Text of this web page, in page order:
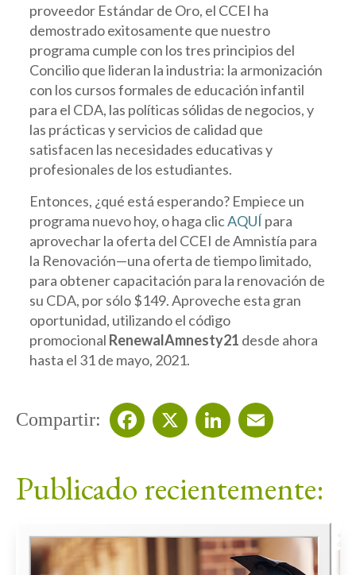
proveedor Estándar de Oro, el CCEI ha
demostrado exitosamente que nuestro
programa cumple con los tres principios del
Concilio que lideran la industria: la armonización
con los cursos formales de educación infantil
para el CDA, las políticas sólidas de negocios, y
las prácticas y servicios de calidad que
satisfacen las necesidades educativas y
profesionales de los estudiantes.
Entonces, ¿qué está esperando? Empiece un
programa nuevo hoy, o haga clicAQUÍ para
aprovechar la oferta del CCEI de Amnistía para
la Renovación—una oferta de tiempo limitado,
para obtener capacitación para la renovación de
su CDA, por sólo $149. Aproveche esta gran
oportunidad, utilizando el código
promocional RenewalAmnesty21 desde ahora
hasta el 31 de mayo, 2021.
Compartir:
Publicado recientemente: